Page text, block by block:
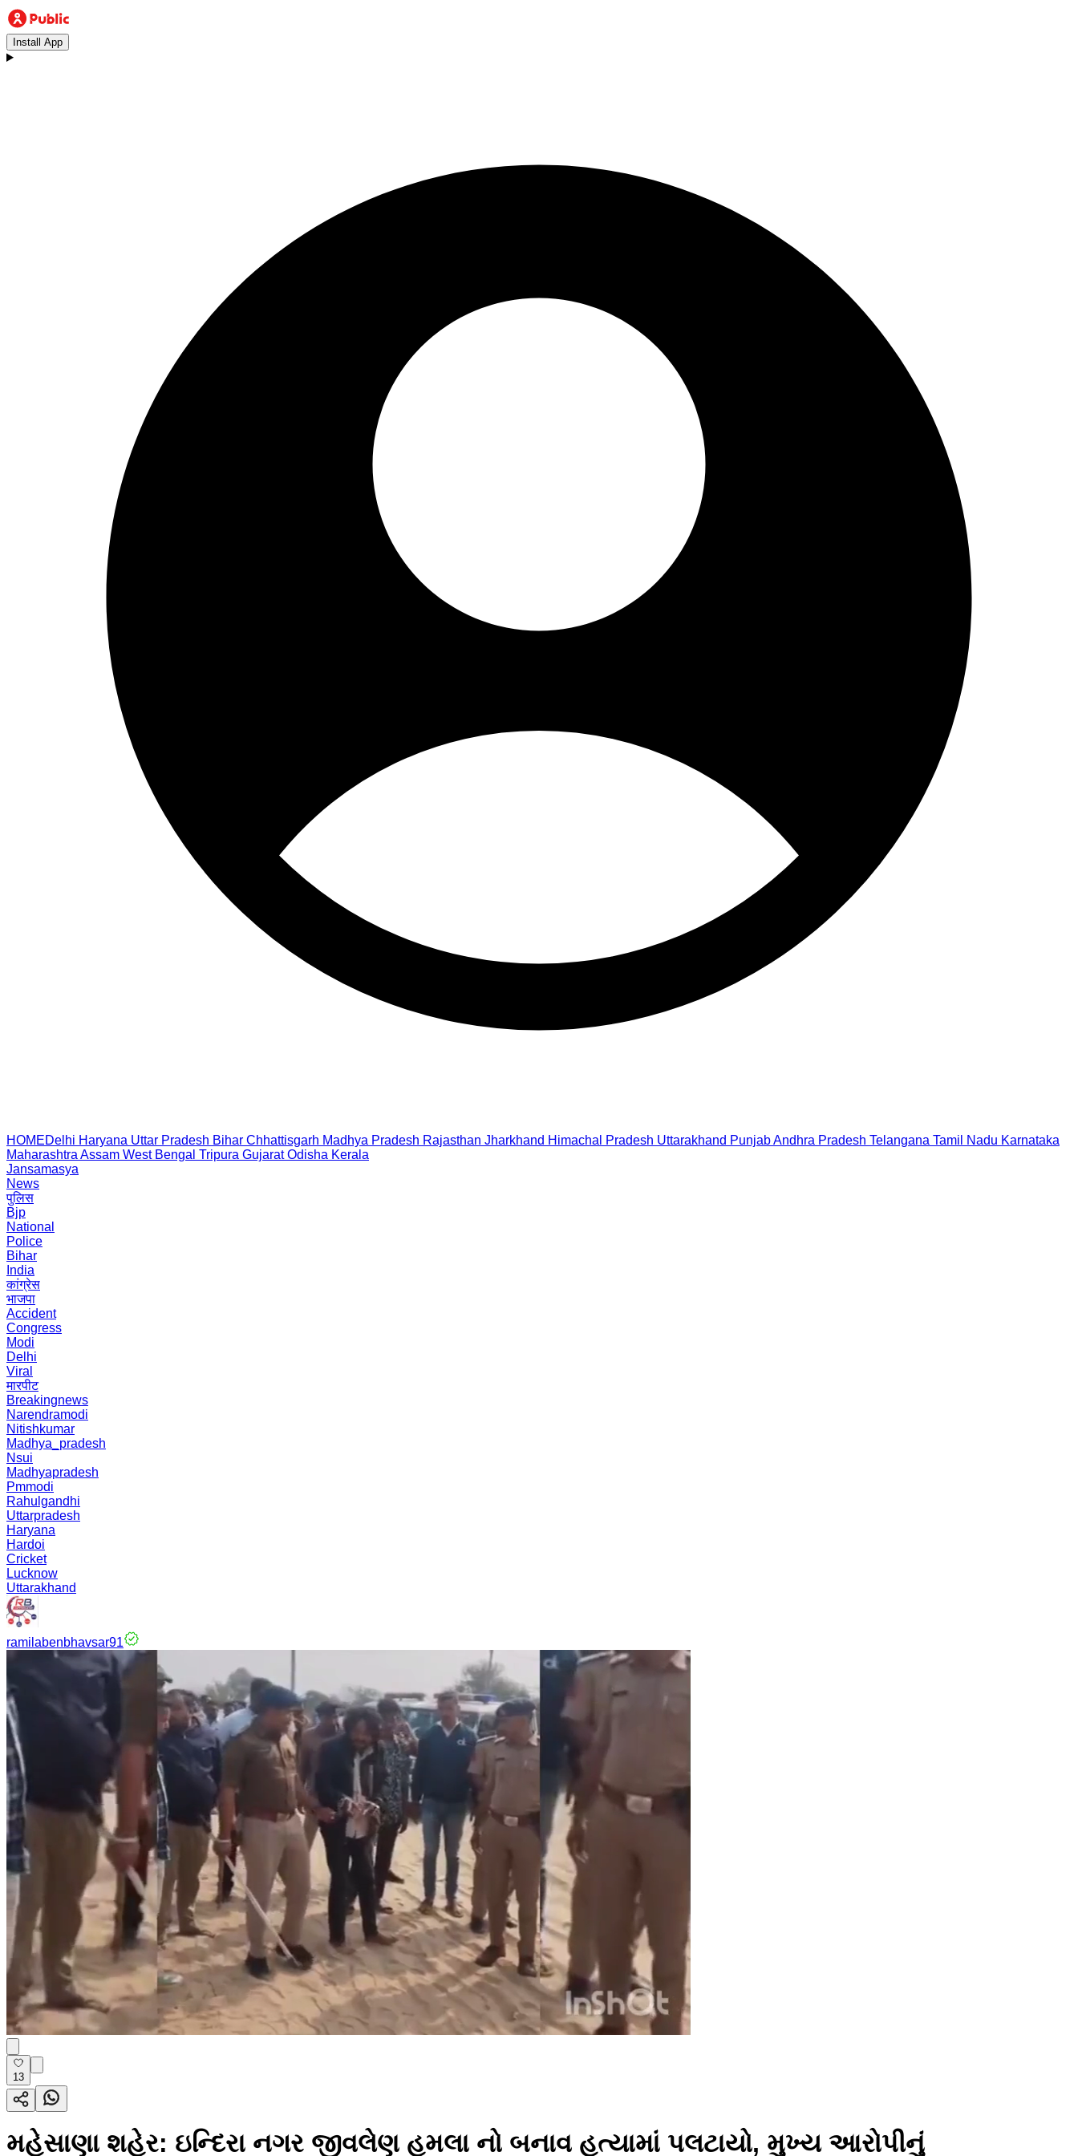
Install App
HOMEDelhi Haryana Uttar Pradesh Bihar Chhattisgarh Madhya Pradesh Rajasthan Jharkhand Himachal Pradesh Uttarakhand PunjabAndhra Pradesh Telangana Tamil Nadu Karnataka
Maharashtra Assam West Bengal Tripura Gujarat Odisha Kerala
Jansamasya
News
पुलिस
Bjp
National
Police
Bihar
India
कांग्रेस
भाजपा
Accident
Congress
Modi
Delhi
Viral
मारपीट
Breakingnews
Narendramodi
Nitishkumar
Madhya_pradesh
Nsui
Madhyapradesh
Pmmodi
Rahulgandhi
Uttarpradesh
Haryana
Hardoi
Cricket
Lucknow
Uttarakhand
ramilabenbhavsar91
13
મહેસાણા શહેર: ઇન્દિરા નગર જીવલેણ હુમલા નો બનાવ હત્યામાં પલટાયો, મુખ્ય આરોપીનું